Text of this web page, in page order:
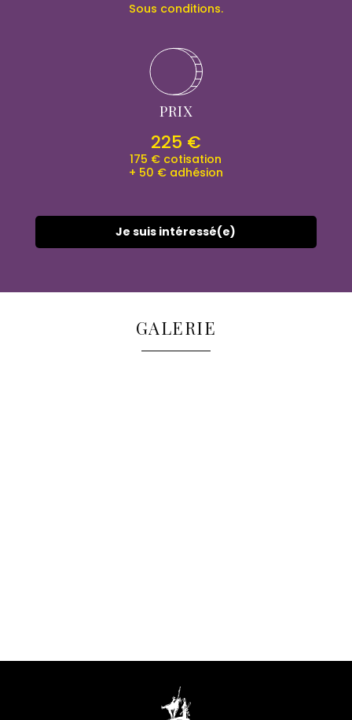
Sous conditions.
PRIX
225 €
175 € cotisation
+ 50 € adhésion
Je suis intéressé(e)
GALERIE